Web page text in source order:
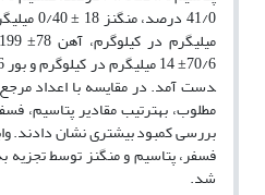
دست آمد. در مقایسه با اعداد
مطلوب، به­ترتیب مقادیر پتاسیم،
بررسی کمبود بیشتری نشان دادند.
فسفر، پتاسیم و منگنز توسط تجزیه
شد.